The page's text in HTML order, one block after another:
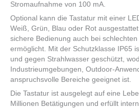
Stromaufnahme von 100 mA.
Optional kann die Tastatur mit einer
Weiß, Grün, Blau oder Rot
sichere Bedienung auch bei
ermöglicht. Mit der Schutzklasse IP65
und gegen Strahlwasser geschützt,
Industrieumgebungen, Outdoor-
anspruchsvolle Bereiche geeignet ist.
Die Tastatur ist ausgelegt auf eine
Millionen Betätigungen und erfüllt